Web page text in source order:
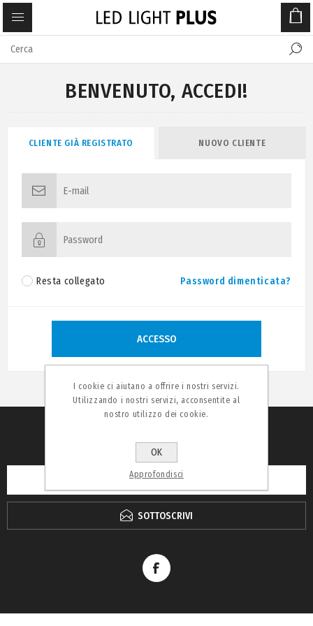
BENVENUTO, ACCEDI!
CLIENTE GIÀ REGISTRATO NUOVO CLIENTE
Resta collegato Password dimenticata?
ACCESSO
RICEVI LA NEWSLETTER
SOTTOSCRIVI
I cookie ci aiutano a offrire i nostri servizi.
Utilizzando i nostri servizi, acconsentite al
nostro utilizzo dei cookie.
OK
Approfondisci